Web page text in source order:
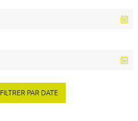
FILTRER PAR DATE